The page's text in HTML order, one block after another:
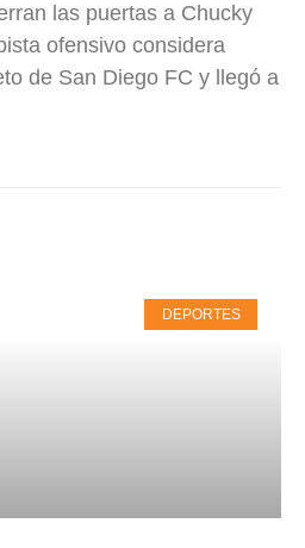
las puertas a Chucky
ofensivo considera
de San Diego FC y llegó a
DEPORTES